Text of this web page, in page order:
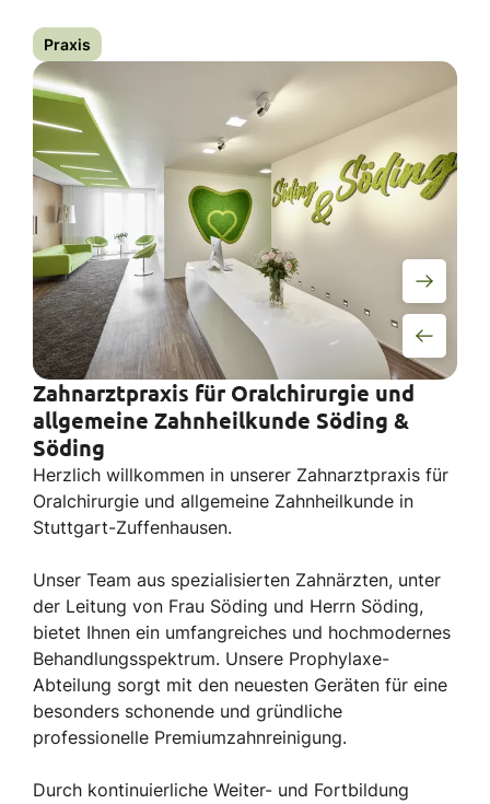
Praxis
Zahnarztpraxis für Oralchirurgie und
allgemeine Zahnheilkunde Söding &
Söding
Herzlich willkommen in unserer Zahnarztpraxis für
Oralchirurgie und allgemeine Zahnheilkunde in
Stuttgart-Zuffenhausen.
Unser Team aus spezialisierten Zahnärzten, unter
der Leitung von Frau Söding und Herrn Söding,
bietet Ihnen ein umfangreiches und hochmodernes
Behandlungsspektrum. Unsere Prophylaxe-
Abteilung sorgt mit den neuesten Geräten für eine
besonders schonende und gründliche
professionelle Premiumzahnreinigung.
Durch kontinuierliche Weiter- und Fortbildung